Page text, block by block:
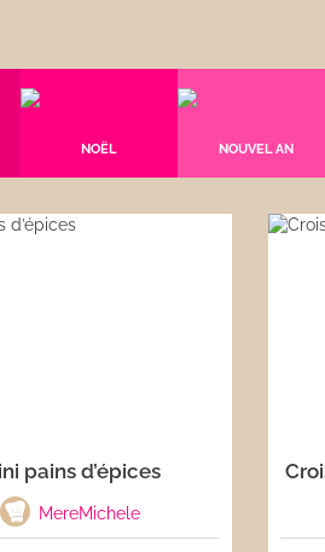
NOËL NOUVEL AN
pains d’épices
MereMichele